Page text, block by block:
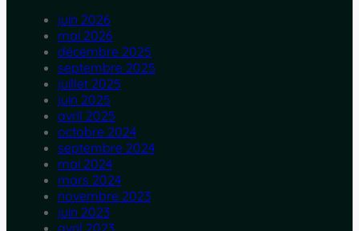
juin 2026
mai 2026
décembre 2025
septembre 2025
juillet 2025
juin 2025
avril 2025
octobre 2024
septembre 2024
mai 2024
mars 2024
novembre 2023
juin 2023